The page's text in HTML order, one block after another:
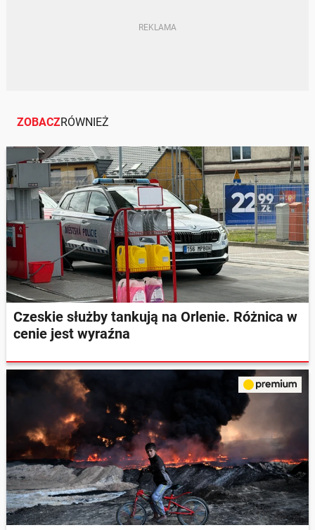
ZOBACZRÓWNIEŻ
Czeskie służby tankują na Orlenie. Różnica w
cenie jest wyraźna